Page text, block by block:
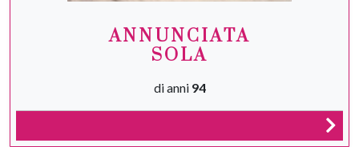
ANNUNCIATA
SOLA
di anni 94